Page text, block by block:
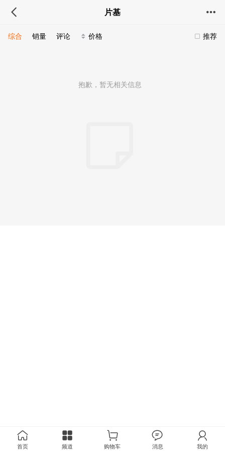
片基
推荐
综合 销量 评论 价格
抱歉，暂无相关信息
首页 频道 购物车 消息 我的